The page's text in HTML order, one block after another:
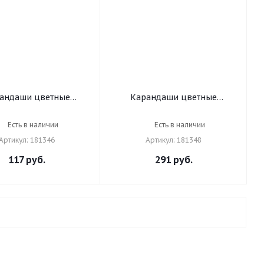
цветные
шестигранные,
Есть в наличии
181346
117руб.
Карандаши цветные
24 цвета, шестигранные,
Есть в наличии
Артикул: 181348
291руб.